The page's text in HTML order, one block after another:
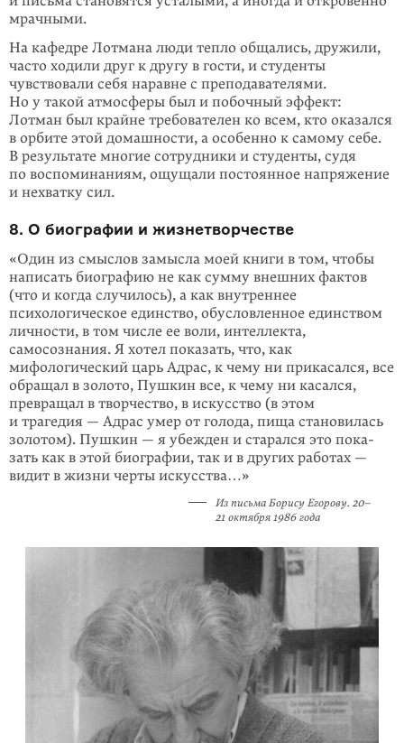
мрачными.
На кафедре Лотмана люди тепло общались, дружили,
часто ходили друг к другу в гости, и студенты
чувствовали себя наравне с преподавателями.
Но у такой атмосферы был и побочный эффект:
Лотман был крайне требо­вателен ко всем, кто оказался
в орбите этой домашности, а особенно к самому себе.
В результате многие сотрудники и студенты, судя
по воспоминаниям, ощущали постоянное напряжение
и нехватку сил.
8. О биографии и жизнетворчестве
«Один из смыслов замысла моей книги в том, чтобы
написать биогра­фию не как сумму внешних фактов
(что и когда случилось), а как внутреннее
психологическое единство, обусловленное единством
личности, в том числе ее воли, интеллекта,
самосознания. Я хотел показать, что, как
мифологический царь Адрас, к чему ни прикасался, все
обращал в золото, Пушкин все, к чему ни касался,
превращал в творчество, в искусство (в этом
и трагедия — Адрас умер от голода, пища становилась
золотом). Пушкин — я убежден и старался это пока­
зать как в этой биографии, так и в других работах —
видит в жизни черты искусства…»
Из письма Борису Егорову. 20–
21 октября 1986 года